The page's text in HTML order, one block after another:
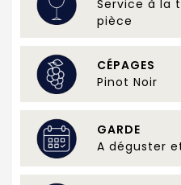
Service à la
pièce
CÉPAGES
Pinot Noir
GARDE
A déguster